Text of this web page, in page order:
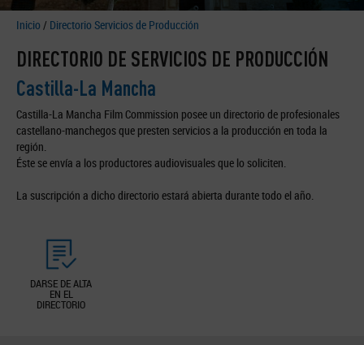
Inicio / Directorio Servicios de Producción
DIRECTORIO DE SERVICIOS DE PRODUCCIÓN
Castilla-La Mancha
Castilla-La Mancha Film Commission posee un directorio de profesionales
castellano-manchegos que presten servicios a la producción en toda la
región.
Éste se envía a los productores audiovisuales que lo soliciten.
La suscripción a dicho directorio estará abierta durante todo el año.
DARSE DE ALTA
EN EL
DIRECTORIO